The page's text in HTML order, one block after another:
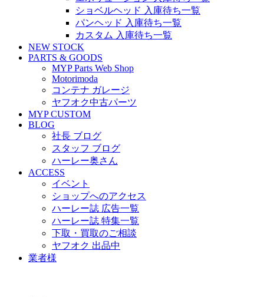
ショベルヘッド 入庫待ち一覧
パンヘッド 入庫待ち一覧
カスタム 入庫待ち一覧
NEW STOCK
PARTS & GOODS
MYP Parts Web Shop
Motorimoda
コンテナ ガレージ
ヤフオク中古パーツ
MYP CUSTOM
BLOG
社長 ブログ
スタッフ ブログ
ハーレー奥さん
ACCESS
イベント
ショップへのアクセス
ハーレー誌 広告一覧
ハーレー誌 特集一覧
下取・買取のご相談
ヤフオク 出品中
業者様